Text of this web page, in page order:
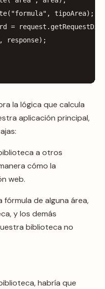
( "formula" , tipoArea);
rd = request .
, response);
la lógica que calcula
aplicación principal,
a otros
cómo la
web.
fórmula de alguna área,
y los demás
biblioteca no
habría que